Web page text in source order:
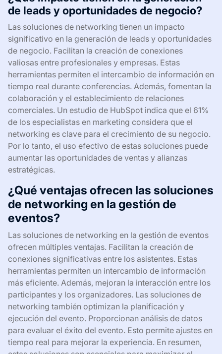
de leads y oportunidades de negocio?
Las soluciones de networking tienen un impacto
significativo en la generación de leads y oportunidades
de negocio. Facilitan la creación de conexiones
valiosas entre profesionales y empresas. Estas
herramientas permiten el intercambio de información en
tiempo real durante conferencias. Además, fomentan la
colaboración y el establecimiento de relaciones
comerciales. Un estudio de HubSpot indica que el 61%
de los especialistas en marketing considera que el
networking es clave para el crecimiento de su negocio.
Por lo tanto, el uso efectivo de estas soluciones puede
aumentar las oportunidades de ventas y alianzas
estratégicas.
¿Qué ventajas ofrecen las soluciones
de networking en la gestión de
eventos?
Las soluciones de networking en la gestión de eventos
ofrecen múltiples ventajas. Facilitan la creación de
conexiones significativas entre los asistentes. Estas
herramientas permiten un intercambio de información
más eficiente. Además, mejoran la interacción entre los
participantes y los organizadores. Las soluciones de
networking también optimizan la planificación y
ejecución del evento. Proporcionan análisis de datos
para evaluar el éxito del evento. Esto permite ajustes en
tiempo real para mejorar la experiencia. En resumen,